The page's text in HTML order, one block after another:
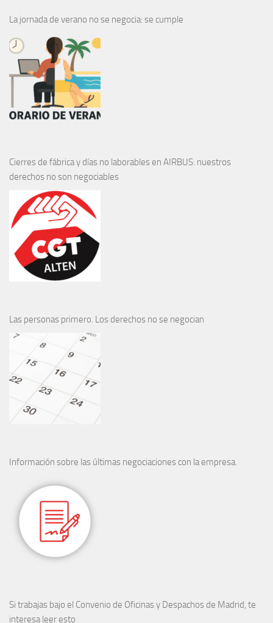
La jornada de verano no se negocia: se cumple
Cierres de fábrica y días no laborables en AIRBUS: nuestros
derechos no son negociables
Las personas primero. Los derechos no se negocian
Información sobre las últimas negociaciones con la empresa.
Si trabajas bajo el Convenio de Oficinas y Despachos de Madrid, te
interesa leer esto